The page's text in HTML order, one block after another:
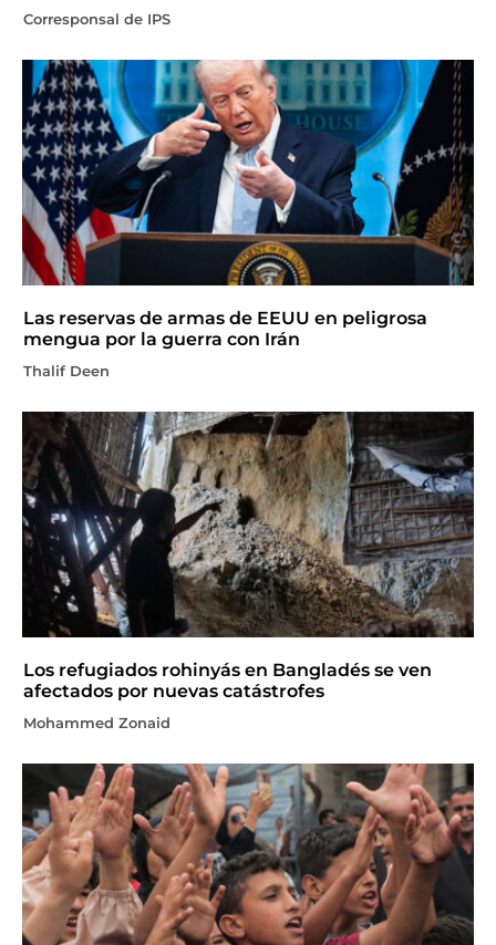
Corresponsal de IPS
Las reservas de armas de EEUU en peligrosa
mengua por la guerra con Irán
Thalif Deen
Los refugiados rohinyás en Bangladés se ven
afectados por nuevas catástrofes
Mohammed Zonaid